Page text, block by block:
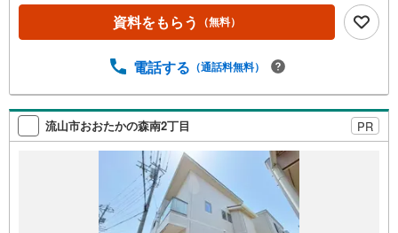
資料をもらう （無料）
電話する （通話料無料）
流山市おおたかの森南2丁目 PR